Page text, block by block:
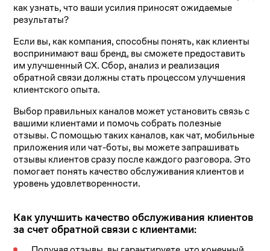
как узнать, что ваши усилия приносят ожидаемые
результаты?
Если вы, как компания, способны понять, как клиенты
воспринимают ваш бренд, вы сможете предоставить
им улучшенный CX. Сбор, анализ и реализация
обратной связи должны стать процессом улучшения
клиентского опыта.
Выбор правильных каналов может установить связь с
вашими клиентами и помочь собрать полезные
отзывы. С помощью таких каналов, как чат, мобильные
приложения или чат-боты, вы можете запрашивать
отзывы клиентов сразу после каждого разговора. Это
помогает понять качество обслуживания клиентов и
уровень удовлетворенности.
Как улучшить качество обслуживания клиентов
за счет обратной связи с клиентами: